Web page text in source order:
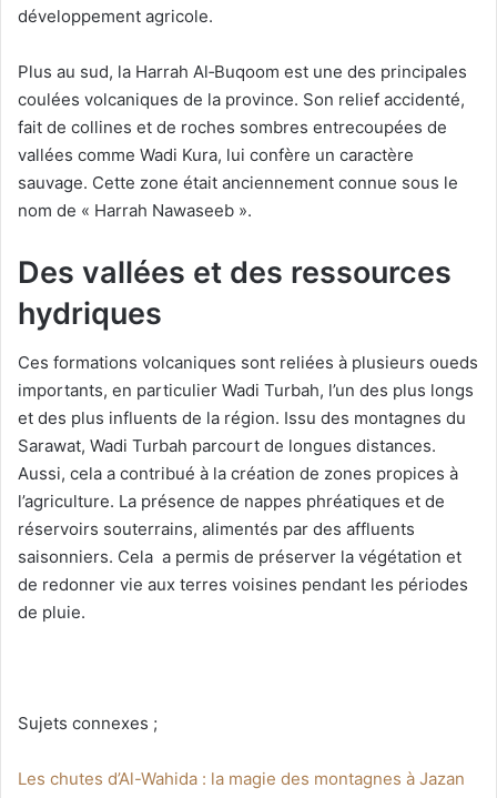
développement agricole.
Plus au sud, la Harrah Al‑Buqoom est une des principales
coulées volcaniques de la province. Son relief accidenté,
fait de collines et de roches sombres entrecoupées de
vallées comme Wadi Kura, lui confère un caractère
sauvage. Cette zone était anciennement connue sous le
nom de « Harrah Nawaseeb ».
Des vallées et des ressources
hydriques
Ces formations volcaniques sont reliées à plusieurs oueds
importants, en particulier Wadi Turbah, l’un des plus longs
et des plus influents de la région. Issu des montagnes du
Sarawat, Wadi Turbah parcourt de longues distances.
Aussi, cela a contribué à la création de zones propices à
l’agriculture. La présence de nappes phréatiques et de
réservoirs souterrains, alimentés par des affluents
saisonniers. Cela a permis de préserver la végétation et
de redonner vie aux terres voisines pendant les périodes
de pluie.
Sujets connexes ;
Les chutes d’Al-Wahida : la magie des montagnes à Jazan